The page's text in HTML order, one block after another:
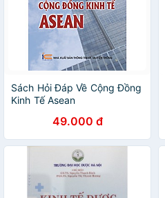
Sách Hỏi Đáp Về Cộng Đồng
Kinh Tế Asean
49.000 đ